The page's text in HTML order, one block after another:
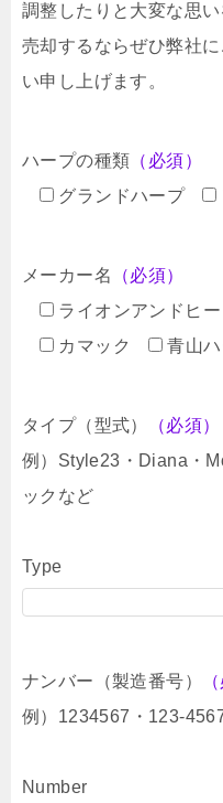
調整したりと大変な思
売却するならぜひ弊社
い申し上げます。
ハープの種類 （必須）
グランドハープ
メーカー名
（必須）
ライオンアンドヒー
カマック
青山
タイプ（型式）
（必須）
例）Style23・Diana・
ックなど
Type
ナンバー（製造番号）
例）1234567・123-
Number